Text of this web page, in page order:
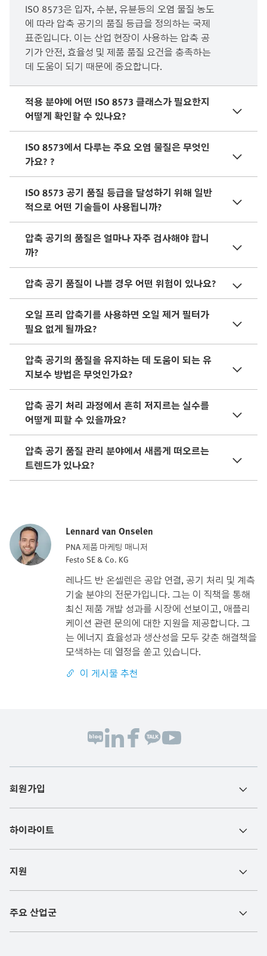
ISO 8573은 입자, 수분, 유뷴등의 오염 물질 농도
에 따라 압축 공기의 품질 등급을 정의하는 국제
표준입니다. 이는 산업 현장이 사용하는 압축 공
기가 안전, 효율성 및 제품 품질 요건을 충족하는
데 도움이 되기 때문에 중요합니다.
적용 분야에 어떤 ISO 8573 클래스가 필요한지
어떻게 확인할 수 있나요?
ISO 8573에서 다루는 주요 오염 물질은 무엇인
가요? ?
ISO 8573 공기 품질 등급을 달성하기 위해 일반
적으로 어떤 기술들이 사용됩니까?
압축 공기의 품질은 얼마나 자주 검사해야 합니
까?
압축 공기 품질이 나쁠 경우 어떤 위험이 있나요?
오일 프리 압축기를 사용하면 오일 제거 필터가
필요 없게 될까요?
압축 공기의 품질을 유지하는 데 도움이 되는 유
지보수 방법은 무엇인가요?
압축 공기 처리 과정에서 흔히 저지르는 실수를
어떻게 피할 수 있을까요?
압축 공기 품질 관리 분야에서 새롭게 떠오르는
트렌드가 있나요?
Lennard van Onselen
PNA 제품 마케팅 매니저
Festo SE & Co. KG
레나드 반 온셀렌은 공압 연결, 공기 처리 및 계측
기술 분야의 전문가입니다. 그는 이 직책을 통해
최신 제품 개발 성과를 시장에 선보이고, 애플리
케이션 관련 문의에 대한 지원을 제공합니다. 그
는 에너지 효율성과 생산성을 모두 갖춘 해결책을
모색하는 데 열정을 쏟고 있습니다.
이 게시물 추천
회원가입
하이라이트
지원
주요 산업군